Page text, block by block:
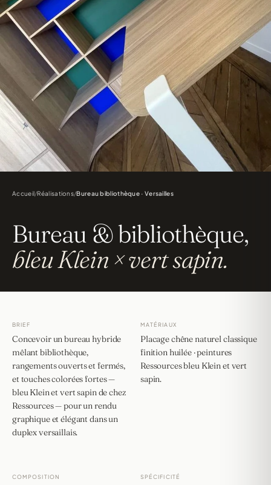
Accueil/Réalisations/Bureau bibliothèque · Versailles
Bureau & bibliothèque,
bleu Klein × vert sapin.
BRIEF
Concevoir un bureau hybride
mêlant bibliothèque,
rangements ouverts et fermés,
et touches colorées fortes —
bleu Klein et vert sapin de chez
Ressources — pour un rendu
graphique et élégant dans un
duplex versaillais.
MATÉRIAUX
Placage chêne naturel classique
finition huilée · peintures
Ressources bleu Klein et vert
sapin.
COMPOSITION SPÉCIFICITÉ